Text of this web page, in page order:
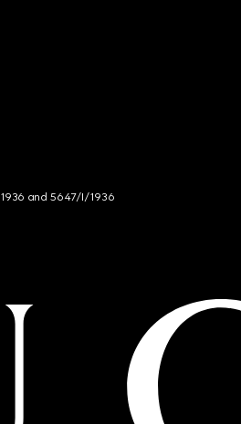
and 5647/I/1936